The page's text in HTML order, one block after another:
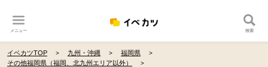
メニュー 検索
イベカツTOP 九州・沖縄
福岡県
その他福岡県（福岡、北九州エリア以外）